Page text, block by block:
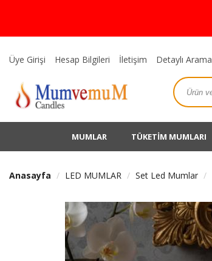
Üye Girişi Hesap Bilgileri İletişim Detaylı Arama
MUMLAR TÜKETİM MUMLARI
Anasayfa LED MUMLAR Set Led Mumlar